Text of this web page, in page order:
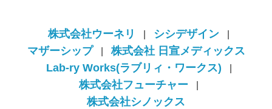
株式会社ウーネリ シシデザイン
マザーシップ
株式会社 日宣メディックス
Lab-ry Works(ラブリィ・ワークス)
株式会社フューチャー
株式会社シノックス